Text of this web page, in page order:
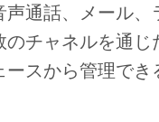
通話、メール、
チャネルを通じ
スから管理でき